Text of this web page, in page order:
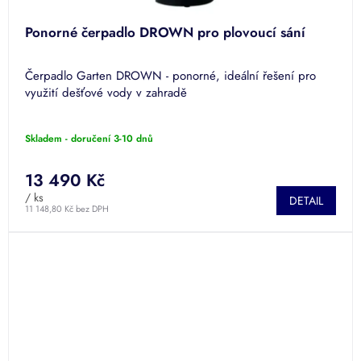
Ponorné čerpadlo DROWN pro plovoucí sání
Čerpadlo Garten DROWN - ponorné, ideální řešení pro
využití dešťové vody v zahradě
Skladem - doručení 3-10 dnů
11 148,80 Kč bez DPH
13 490 Kč
/ ks DETAIL